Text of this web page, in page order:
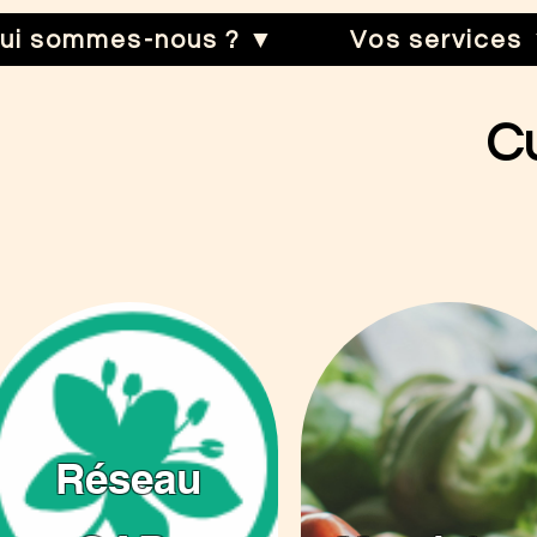
sommes-nous ? ▼ Vos services
Réseau